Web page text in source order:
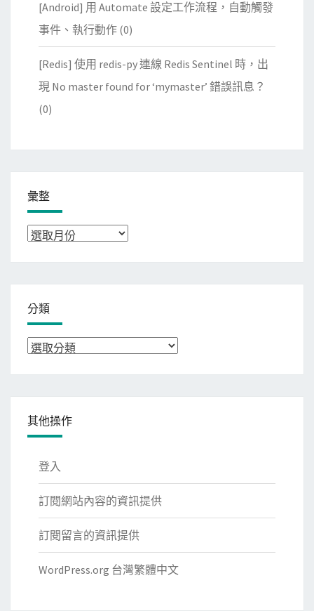
[Android] 用 Automate 設定工作流程，自動觸發
事件、執行動作 (0)
[Redis] 使用 redis-py 連線 Redis Sentinel 時，出
現 No master found for ‘mymaster’ 錯誤訊息？
(0)
彙整
彙
分類
分
其他操作
登入
訂閱網站內容的資訊提供
訂閱留言的資訊提供
WordPress.org 台灣繁體中文